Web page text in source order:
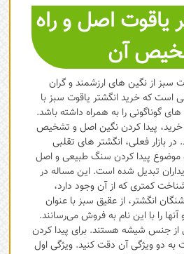
یاقوت اصل و راه
آن
سبز از نگین های ارزشمند و گران
که خرید انگشتر یاقوت سبز با
گوناگونی را به همراه داشته باشد.
پیدا کردن نگین اصل و تشخیص
بازار فعلی، انگشتر های تقلبی
موضوع پیدا کردن سنگ طبیعی و اصل
تبدیل شده است. این مساله در
کمتری که از آن وجود دارد،
انگشتر، از عقیق سبز با عنوان
را با این نام به فروش می‌رسانند.
از جنس شیشه هستند. برای پیدا کردن
دو ویژگی آن دقت کنید. ویژگی اول